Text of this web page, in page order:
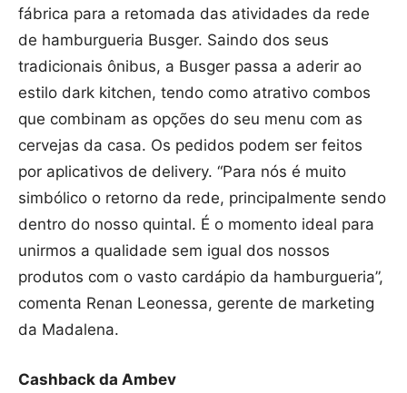
fábrica para a retomada das atividades da rede
de hamburgueria Busger. Saindo dos seus
tradicionais ônibus, a Busger passa a aderir ao
estilo dark kitchen, tendo como atrativo combos
que combinam as opções do seu menu com as
cervejas da casa. Os pedidos podem ser feitos
por aplicativos de delivery. “Para nós é muito
simbólico o retorno da rede, principalmente sendo
dentro do nosso quintal. É o momento ideal para
unirmos a qualidade sem igual dos nossos
produtos com o vasto cardápio da hamburgueria”,
comenta Renan Leonessa, gerente de marketing
da Madalena.
Cashback da Ambev